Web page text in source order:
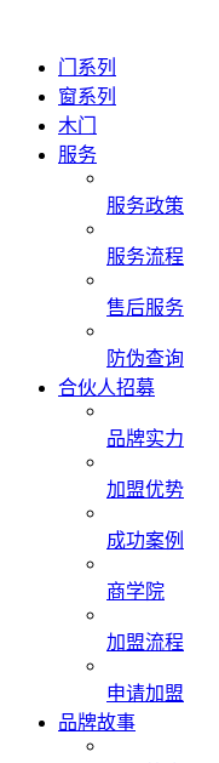
门系列
窗系列
木门
服务
服务政策
服务流程
售后服务
防伪查询
合伙人招募
品牌实力
加盟优势
成功案例
商学院
加盟流程
申请加盟
品牌故事